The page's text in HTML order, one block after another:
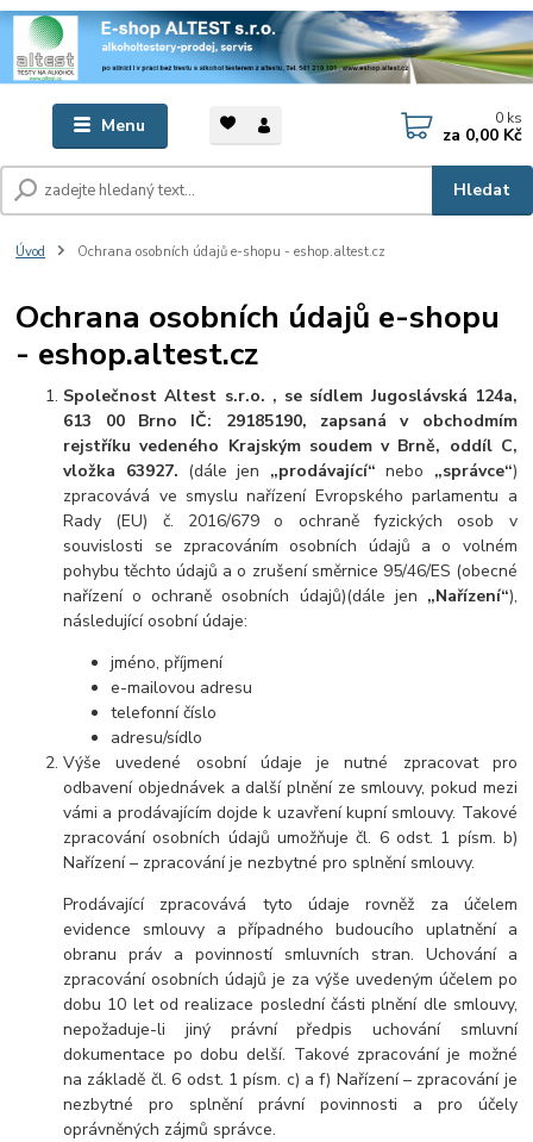
Menu
Hledat
0 ks
za 0,00 Kč
Úvod Ochrana osobních údajů e-shopu - eshop.altest.cz
Ochrana osobních údajů e-shopu
- eshop.altest.cz
Společnost Altest s.r.o. , se sídlem Jugoslávská 124a,
613 00 Brno IČ: 29185190, zapsaná v obchodmím
rejstříku vedeného Krajským soudem v Brně, oddíl C,
vložka 63927. (dále jen „prodávající“ nebo „správce“)
zpracovává ve smyslu nařízení Evropského parlamentu a
Rady (EU) č. 2016/679 o ochraně fyzických osob v
souvislosti se zpracováním osobních údajů a o volném
pohybu těchto údajů a o zrušení směrnice 95/46/ES (obecné
nařízení o ochraně osobních údajů)(dále jen „Nařízení“),
následující osobní údaje:
jméno, příjmení
e-mailovou adresu
telefonní číslo
adresu/sídlo
Výše uvedené osobní údaje je nutné zpracovat pro
odbavení objednávek a další plnění ze smlouvy, pokud mezi
vámi a prodávajícím dojde k uzavření kupní smlouvy. Takové
zpracování osobních údajů umožňuje čl. 6 odst. 1 písm. b)
Nařízení – zpracování je nezbytné pro splnění smlouvy.
Prodávající zpracovává tyto údaje rovněž za účelem
evidence smlouvy a případného budoucího uplatnění a
obranu práv a povinností smluvních stran. Uchování a
zpracování osobních údajů je za výše uvedeným účelem po
dobu 10 letod realizace poslední části plnění dle smlouvy,
nepožaduje-li jiný právní předpis uchování smluvní
dokumentace po dobu delší. Takové zpracování je možné
na základě čl. 6 odst. 1 písm. c) a f) Nařízení – zpracování je
nezbytné pro splnění právní povinnosti a pro účely
oprávněných zájmů správce.